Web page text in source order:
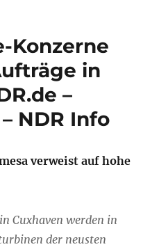
Konzerne
in
–
NDR Info
verweist auf hohe
Cuxhaven werden in
der neusten